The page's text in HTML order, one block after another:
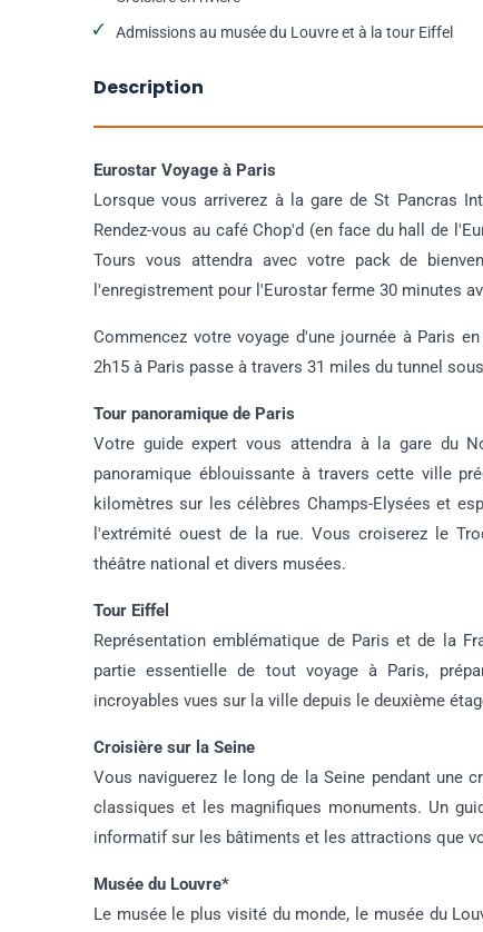
Admissions au musée du Louvre et à la tour Eiffel
Description
Eurostar Voyage à Paris
Lorsque vous arriverez à la gare de St Pancras
Rendez-vous au café Chop'd (en face du hall de
Tours vous attendra avec votre pack de
l'enregistrement pour l'Eurostar ferme 30 minutes
Commencez votre voyage d'une journée à Paris
2h15 à Paris passe à travers 31 miles du tunnel
Tour panoramique de Paris
Votre guide expert vous attendra à la gare du
panoramique éblouissante à travers cette ville
kilomètres sur les célèbres Champs-Elysées et
l'extrémité ouest de la rue. Vous croiserez le
théâtre national et divers musées.
Tour Eiffel
Représentation emblématique de Paris et de la
partie essentielle de tout voyage à Paris,
incroyables vues sur la ville depuis le deuxième
Croisière sur la Seine
Vous naviguerez le long de la Seine pendant une
classiques et les magnifiques monuments. Un
informatif sur les bâtiments et les attractions que
Musée du Louvre*
Le musée le plus visité du monde, le musée du